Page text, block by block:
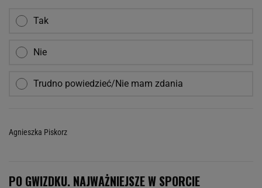
Tak
Nie
Trudno powiedzieć/Nie mam zdania
Agnieszka Piskorz